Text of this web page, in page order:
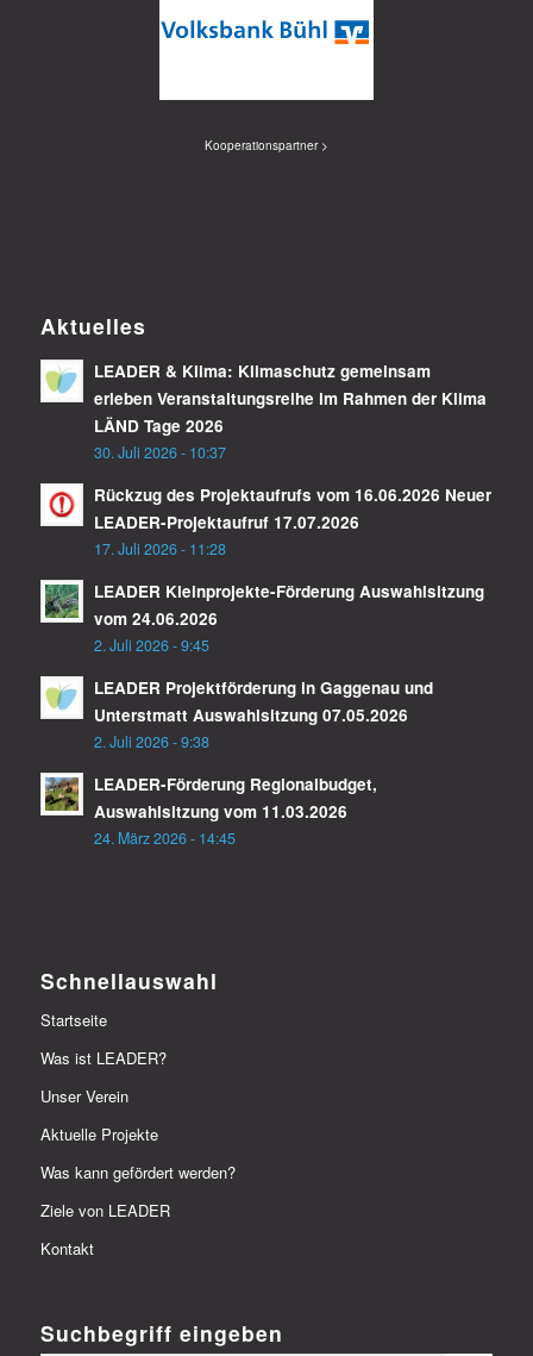
Kooperationspartner >
Aktuelles
LEADER & Klima: Klimaschutz gemeinsam
erleben Veranstaltungsreihe im Rahmen der Klima
LÄND Tage 2026
30. Juli 2026 - 10:37
Rückzug des Projektaufrufs vom 16.06.2026 Neuer
LEADER-Projektaufruf 17.07.2026
17. Juli 2026 - 11:28
LEADER Kleinprojekte-Förderung Auswahlsitzung
vom 24.06.2026
2. Juli 2026 - 9:45
LEADER Projektförderung in Gaggenau und
Unterstmatt Auswahlsitzung 07.05.2026
2. Juli 2026 - 9:38
LEADER-Förderung Regionalbudget,
Auswahlsitzung vom 11.03.2026
24. März 2026 - 14:45
Schnellauswahl
Startseite
Was ist LEADER?
Unser Verein
Aktuelle Projekte
Was kann gefördert werden?
Ziele von LEADER
Kontakt
Suchbegriff eingeben